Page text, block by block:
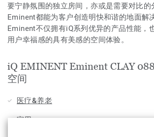
要宁静氛围的独立房间，亦或是需要对比的
Eminent都能为客户创造明快和谐的地面解
Eminent不仅拥有iQ系列优异的产品性能，
用户幸福感的具有美感的空间体验。
iQ EMINENT Eminent CLAY
空间
医疗&养老
家用